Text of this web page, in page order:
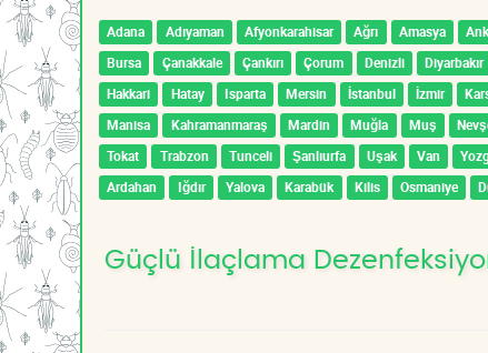
Adana Adıyaman Afyonkarahisar Ağrı Amasya
Bursa
Çanakkale Çankırı Çorum Denizli Diyarbakır
Hakkari
Hatay Isparta Mersin İstanbul İzmir
Manisa
Kahramanmaraş Mardin Muğla Muş
Tokat
Trabzon Tunceli Şanlıurfa Uşak Van
Ardahan
Iğdır Yalova Karabük Kilis Osmaniye
Güçlü İlaçlama